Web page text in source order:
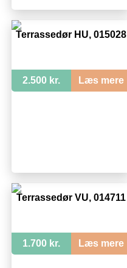
Terrassedør HU, 015028
2.500 kr. Læs mere
Terrassedør VU, 014711
1.700 kr. Læs mere